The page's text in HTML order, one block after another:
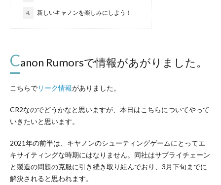
4. 新しいキャノンを楽しみにしよう！
Canon Rumorsで情報があがりました。
こちらでリーク情報がありました。
CR2なのでどうかなと思いますが、本日はこちらについてやって
いきたいと思います。
2021年の前半は、キヤノンのシューティングゲームにとってエ
キサイティングな時期にはなりません。同社はサプライチェーン
と製造の問題の克服に引き続き取り組んでおり、3月下旬までに
解決されると思われます。